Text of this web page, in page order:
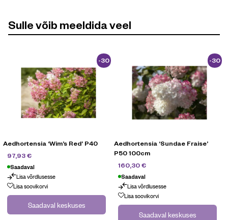
Sulle võib meeldida veel
-30
%
Aedhortensia ‘Wim’s Red’ P40
97,93€
Saadaval
Lisa võrdlusesse
Lisa soovikorvi
Saadaval keskuses
-30
%
Aedhortensia ‘Sundae Fraise’
P50 100cm
160,30€
Saadaval
Lisa võrdlusesse
Lisa soovikorvi
Saadaval keskuses